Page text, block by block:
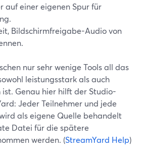
auf einer eigenen Spur für
Bildschirmfreigabe-Audio von
nur sehr wenige Tools all das
leistungsstark als auch
Genau hier hilft der Studio-
Jeder Teilnehmer und jede
als eigene Quelle behandelt
Datei für die spätere
werden. (StreamYard Help)